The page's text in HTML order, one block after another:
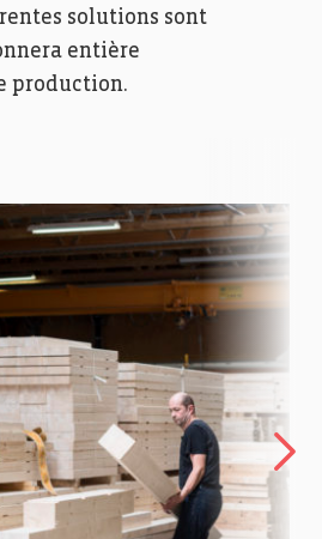
solutions sont
entière
production.